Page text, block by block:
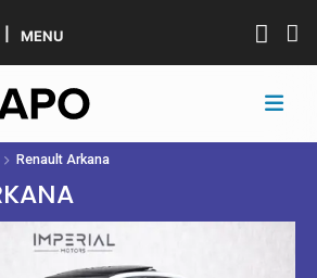
MENU
Renault Arkana